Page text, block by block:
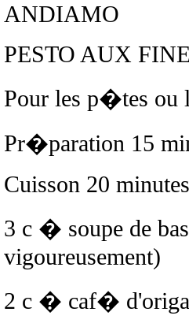
ANDIAMO
PESTO AUX
Pour les p�tes ou
Pr�paration 15
Cuisson 20 minutes
3 c � soupe de
vigoureusement)
2 c � caf�